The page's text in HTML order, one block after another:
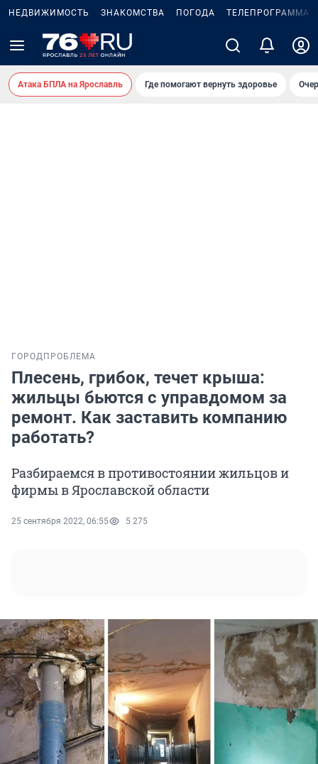
НЕДВИЖИМОСТЬ ЗНАКОМСТВА ПОГОДА ТЕЛЕПРОГРАММА
Атака БПЛА на Ярославль Где помогают вернуть здоровье
ГОРОД ПРОБЛЕМА
Плесень, грибок, течет крыша:
жильцы бьются с управдомом за
ремонт. Как заставить компанию
работать?
Разбираемся в противостоянии жильцов и
фирмы в Ярославской области
25 сентября 2022, 06:55 5 275